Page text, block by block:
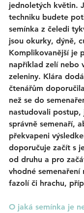
jednoletých květin.
techniku budete
semínka z čeledi
jsou okurky, dýně,
Komplikovanější je
například zelí nebo
zeleniny. Klára
čtenářům
než se do
nastudovali postup,
správně semenaří,
překvapeni
doporučuje začít s
od druhu a pro
vhodné
fazolí či hrachu,
O jaká semínka je